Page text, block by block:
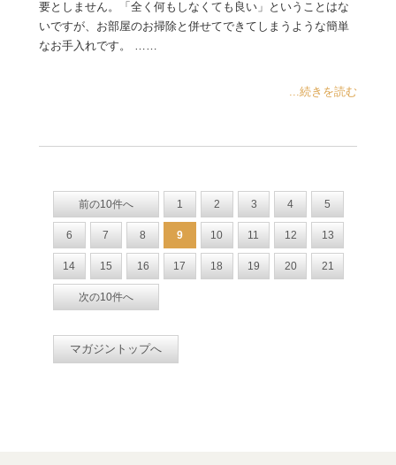
要としません。「全く何もしなくても良い」ということはな
いですが、お部屋のお掃除と併せてできてしまうような簡単
なお手入れです。 ……
...続きを読む
前の10件へ 1 2 3 4 5
6 7 8 9 10 11 12 13
14 15 16 17 18 19 20 21
次の10件へ
マガジントップへ